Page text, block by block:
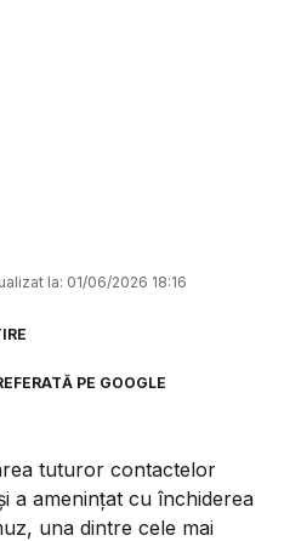
la: 01/06/2026 18:16
PE GOOGLE
tuturor contactelor
a amenințat cu închiderea
una dintre cele mai